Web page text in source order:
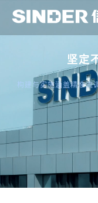
中国
中国动物保健市
坚定
构建与实施涵盖精准流